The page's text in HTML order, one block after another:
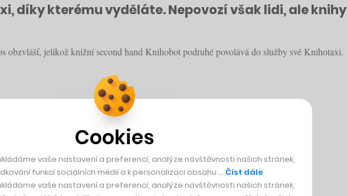
díky kterému vyděláte. Nepovozí však lidi, ale knihy
obzvlášť, jelikož knižní second hand Knihobot podruhé povolává do služby své Knihotaxi.
Cookies
vaše nastavení a preferencí, analýze návštěvnosti našich stránek,
funkcí sociálních médií a k personalizaci obsahu … Číst dále
vaše nastavení a preferencí, analýze návštěvnosti našich stránek,